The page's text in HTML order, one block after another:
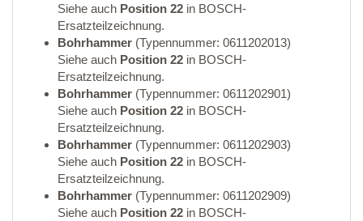
Siehe auch Position 22 in BOSCH-
Ersatzteilzeichnung.
Bohrhammer (Typennummer: 0611202013)
Siehe auch Position 22 in BOSCH-
Ersatzteilzeichnung.
Bohrhammer (Typennummer: 0611202901)
Siehe auch Position 22 in BOSCH-
Ersatzteilzeichnung.
Bohrhammer (Typennummer: 0611202903)
Siehe auch Position 22 in BOSCH-
Ersatzteilzeichnung.
Bohrhammer (Typennummer: 0611202909)
Siehe auch Position 22 in BOSCH-